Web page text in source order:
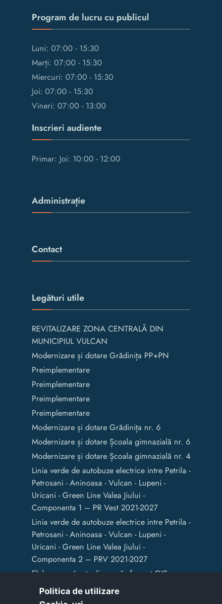
Program de lucru cu publicul
Luni: 07:00 - 15:30
Marți: 07:00 - 15:30
Miercuri: 07:00 - 15:30
Joi: 07:00 - 15:30
Vineri: 07:00 - 13:00
Inscrieri audiente
Primar: Joi: 10:00 - 12:00
Administrație
Contact
Legături utile
REVITALIZARE ZONA CENTRALĂ DIN
MUNICIPIUL VULCAN
Modernizare și dotare Grădinița PP+PN
Preimplementare
Preimplementare
Preimplementare
Preimplementare
Modernizare și dotare Grădinița nr. 6
Modernizare și dotare Școala gimnazială nr. 6
Modernizare și dotare Școala gimnazială nr. 4
Linia verde de autobuze electrice intre Petrila -
Petrosani - Aninoasa - Vulcan - Lupeni -
Uricani - Green Line Valea Jiului -
Componenta 1 – PR Vest 2021-2027
Linia verde de autobuze electrice intre Petrila -
Petrosani - Aninoasa - Vulcan - Lupeni -
Uricani - Green Line Valea Jiului -
Componenta 2 – PRV 2021-2027
Elaborarea / actualizarea în format GIS a
documentelor de amenajare a teritoriului și
de planificare urbană a Municipiului Vulcan
Politica de utilizare